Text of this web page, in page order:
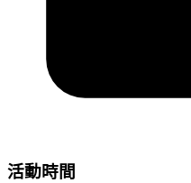
活動時間